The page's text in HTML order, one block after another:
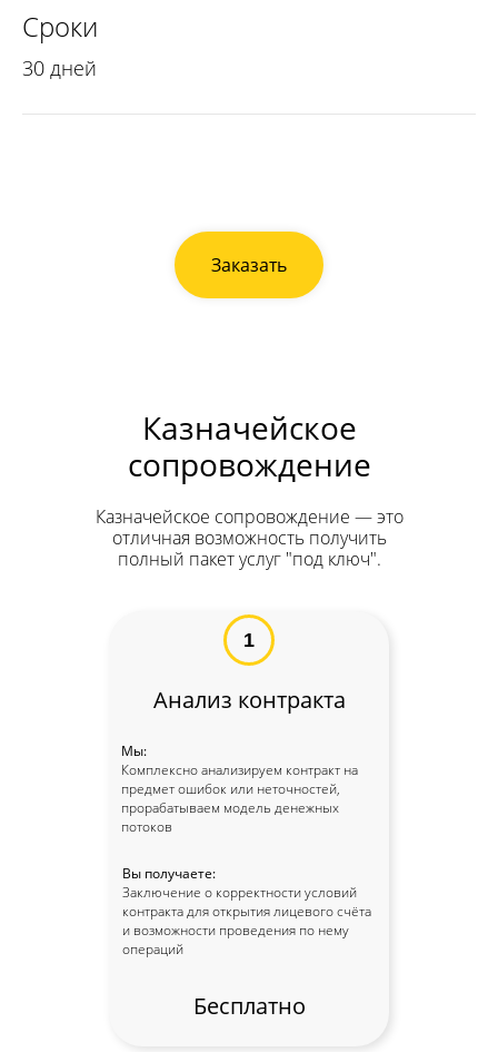
Сроки
30 дней
Заказать
1
Мы:
Комплексно анализируем контракт на
предмет ошибок или неточностей,
прорабатываем модель денежных
потоков
Вы получаете:
Заключение о корректности условий
контракта для открытия лицевого счёта
и возможности проведения по нему
операций
Анализ контракта
Бесплатно
Казначейское
сопровождение
Казначейское сопровождение — это
отличная возможность получить
полный пакет услуг "под ключ".